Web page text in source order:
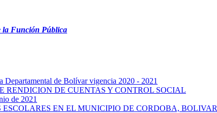
la Función Pública
Departamental de Bolívar vigencia 2020 - 2021
RENDICION DE CUENTAS Y CONTROL SOCIAL
de 2021
EN EL MUNICIPIO DE CORDOBA, BOLIVAR